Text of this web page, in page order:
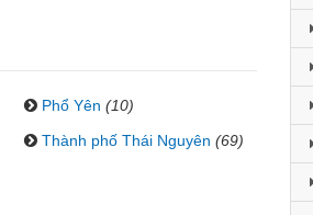
Phổ Yên (10)
Thành phố Thái Nguyên (69)